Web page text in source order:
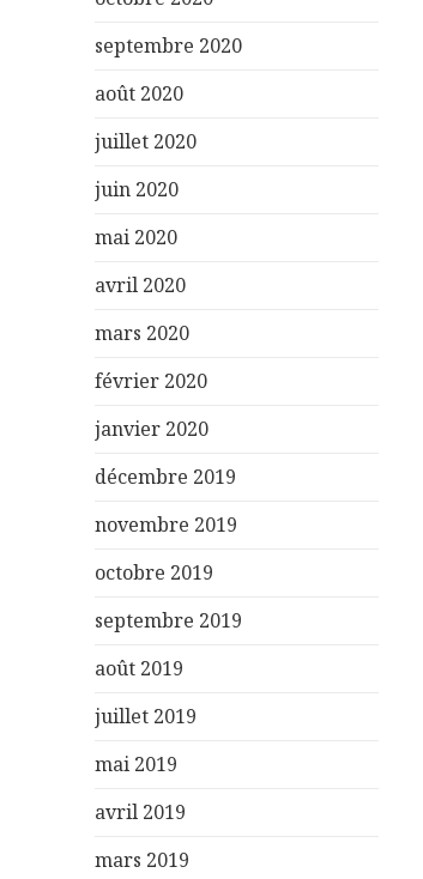
septembre 2020
août 2020
juillet 2020
juin 2020
mai 2020
avril 2020
mars 2020
février 2020
janvier 2020
décembre 2019
novembre 2019
octobre 2019
septembre 2019
août 2019
juillet 2019
mai 2019
avril 2019
mars 2019